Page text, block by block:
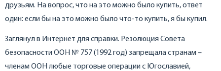
друзьям. На вопрос, что на это можно было купить, ответ
один: если бы на это можно было что-то купить, я бы купил.
Заглянул в Интернет для справки. Резолюция Совета
безопасности ООН № 757 (1992 год) запрещала странам –
членам ООН любые торговые операции с Югославией,